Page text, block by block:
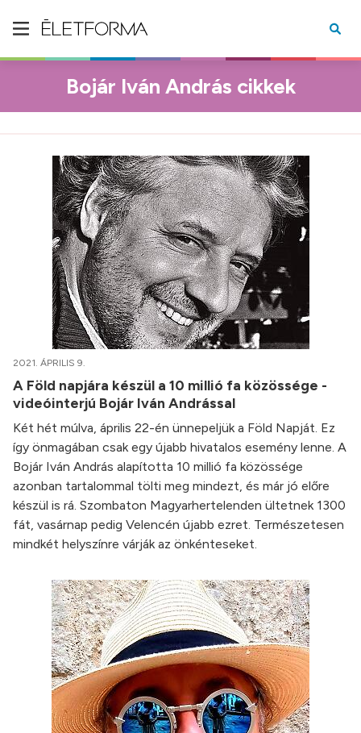
Bojár Iván András cikkek
2021. ÁPRILIS 9.
A Föld napjára készül a 10 millió fa közössége -
videóinterjú Bojár Iván Andrással
Két hét múlva, április 22-én ünnepeljük a Föld Napját. Ez
így önmagában csak egy újabb hivatalos esemény lenne. A
Bojár Iván András alapította 10 millió fa közössége
azonban tartalommal tölti meg mindezt, és már jó előre
készül is rá. Szombaton Magyarhertelenden ültetnek 1300
fát, vasárnap pedig Velencén újabb ezret. Természetesen
mindkét helyszínre várják az önkénteseket.